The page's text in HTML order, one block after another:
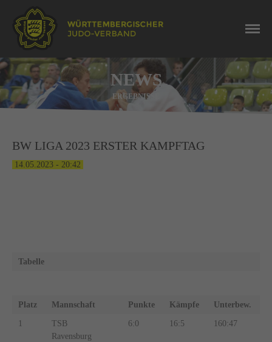
NEWS
ERGEBNISSE
BW LIGA 2023 ERSTER KAMPFTAG
14.05.2023 - 20:42
Tabelle
Platz Mannschaft Punkte Kämpfe Unterbew.
1
TSB
Ravensburg
6:0 16:5 160:47